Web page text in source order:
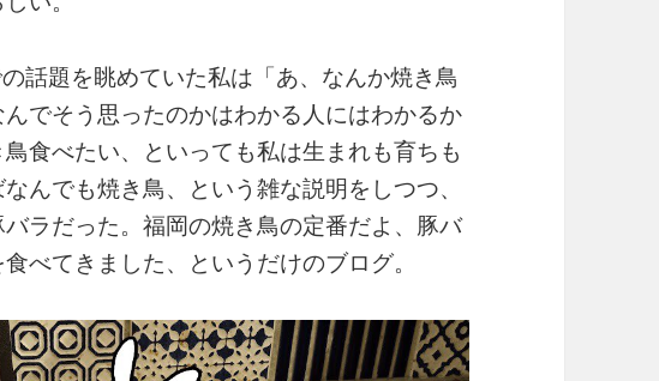
話題を眺めていた私は「あ、なんか焼き鳥
でそう思ったのかはわかる人にはわかるか
食べたい、といっても私は生まれも育ちも
んでも焼き鳥、という雑な説明をしつつ、
ラだった。福岡の焼き鳥の定番だよ、豚バ
べてきました、というだけのブログ。